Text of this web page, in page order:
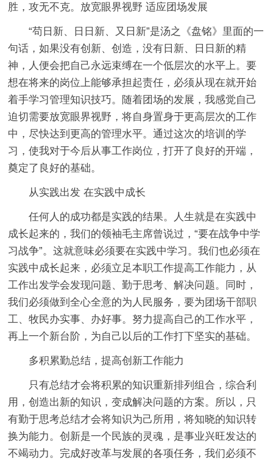
胜，攻无不克。放宽眼界视野 适应团场发展
“苟日新、日日新、又日新”是汤之《盘铭》里面的一
句话，如果没有创新、创造，没有日新、日日新的精
神，人便会把自己永远束缚在一个低层次的水平上。要
想在将来的岗位上能够承担起责任，必须从现在就开始
着手学习管理知识技巧。随着团场的发展，我感觉自己
迫切需要放宽眼界视野，将自身置身于更高层次的工作
中，尽快达到更高的管理水平。通过这次的培训的学
习，使我对于今后从事工作岗位，打开了良好的开端，
奠定了良好的基础。
从实践出发 在实践中成长
任何人的成功都是实践的结果。人生就是在实践中
成长起来的，我们的领袖毛主席曾说过，“要在战争中学
习战争”。这就意味必须要在实践中学习。我们也必须在
实践中成长起来，必须立足本职工作提高工作能力，从
工作出发学会发现问题、勤于思考、解决问题。同时，
我们必须做到全心全意的为人民服务，要为团场干部职
工、牧民办实事、办好事。努力提高自己的工作水平，
再上一个新台阶，为自己以后的工作打下坚实的基础。
多积累勤总结，提高创新工作能力
只有总结才会将积累的知识重新排列组合，综合利
用，创造出新的知识，变成解决问题的方案。所以，只
有勤于思考总结才会将知识为己所用，将知晓的知识转
换为能力。创新是一个民族的灵魂，是事业兴旺发达的
不竭动力。完成好改革与发展的各项任务，我们必须不